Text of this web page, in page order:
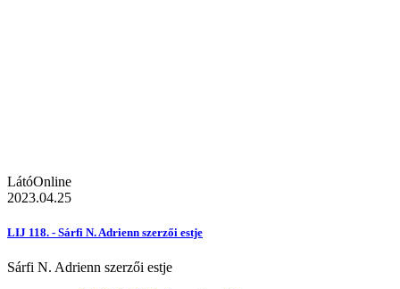
LátóOnline
2023.04.25
LIJ 118. - Sárfi N. Adrienn szerzői estje
Sárfi N. Adrienn szerzői estje